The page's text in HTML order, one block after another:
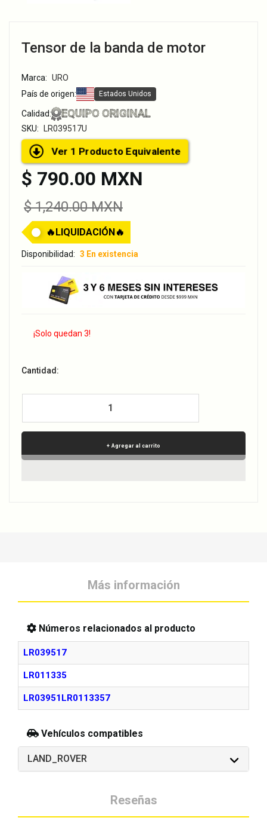
Tensor de la banda de motor
Marca: URO
País de origen:
Estados Unidos
Calidad: EQUIPO ORIGINAL
SKU: LR039517U
Ver 1 Producto Equivalente
$ 790.00 MXN
$ 1,240.00 MXN
🔥LIQUIDACIÓN🔥
Disponibilidad: 3 En existencia
¡Solo quedan 3!
Cantidad:
Agregar al carrito
Más información
Números relacionados al producto
LR039517
LR011335
LR03951LR0113357
Vehículos compatibles
LAND_ROVER
Reseñas